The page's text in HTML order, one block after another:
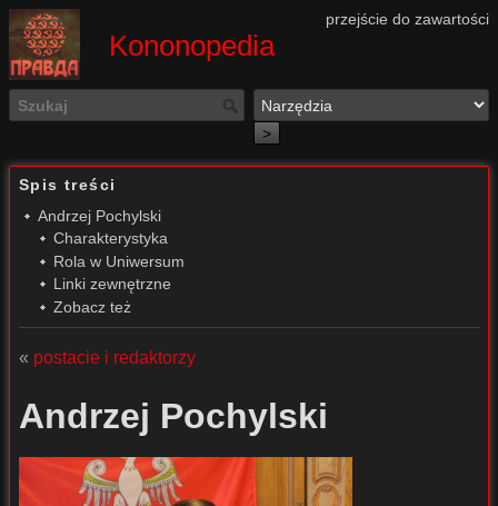
przejście do zawartości
Kononopedia
>
Spis treści
Andrzej Pochylski
Charakterystyka
Rola w Uniwersum
Linki zewnętrzne
Zobacz też
« postacie i redaktorzy
Andrzej Pochylski